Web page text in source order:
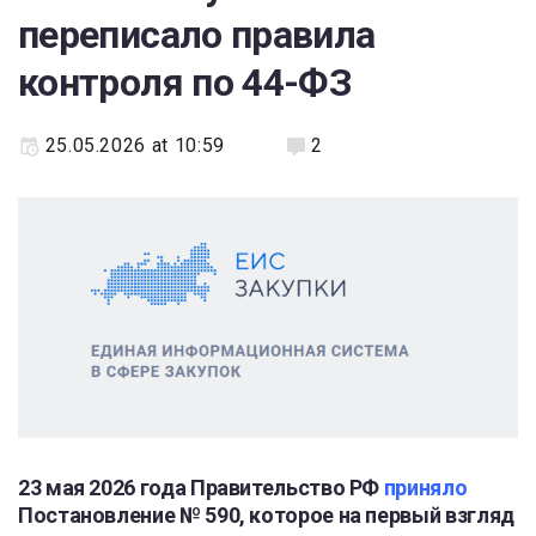
переписало правила
контроля по 44-ФЗ
25.05.2026 at 10:59 2
23 мая 2026 года Правительство РФ приняло
Постановление № 590, которое на первый взгляд